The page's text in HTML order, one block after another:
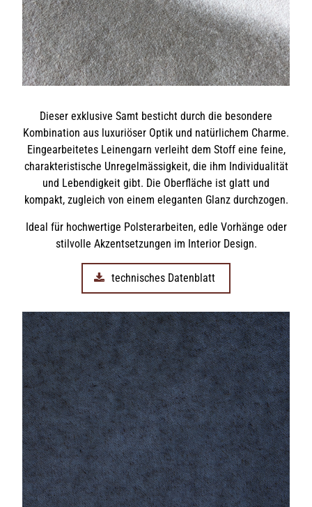
Dieser exklusive Samt besticht durch die besondere
Kombination aus luxuriöser Optik und natürlichem Charme.
Eingearbeitetes Leinengarn verleiht dem Stoff eine feine,
charakteristische Unregelmässigkeit, die ihm Individualität
und Lebendigkeit gibt. Die Oberfläche ist glatt und
kompakt, zugleich von einem eleganten Glanz durchzogen.
Ideal für hochwertige Polsterarbeiten, edle Vorhänge oder
stilvolle Akzentsetzungen im Interior Design.
technisches Datenblatt